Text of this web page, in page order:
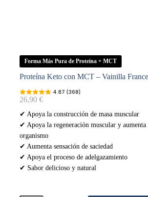
Forma Más Pura de Proteína + MCT
Proteína Keto con MCT – Vainilla
4.87 (368)
26,90 €
✔ Apoya la construcción de masa muscular
✔ Apoya la regeneración muscular y
organismo
✔ Aumenta sensación de saciedad
✔ Apoya el proceso de adelgazamiento
✔ Sabor delicioso y natural